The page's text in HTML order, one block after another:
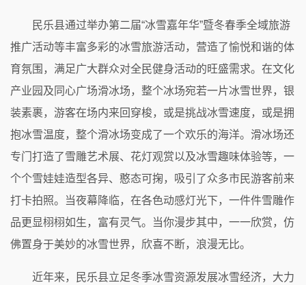
民乐县通过举办第二届“冰雪嘉年华”暨冬春季全域旅游
推广活动等丰富多彩的冰雪旅游活动，营造了愉悦和谐的体
育氛围，满足广大群众对全民健身活动的旺盛需求。在文化
产业园及同心广场滑冰场，整个冰场宛若一片冰雪世界，银
装素裹，游客在场内来回穿梭，或是挑战冰雪速度，或是拥
抱冰雪温度，整个滑冰场变成了一个欢乐的海洋。滑冰场还
专门打造了雪雕艺术展、花灯观赏以及冰雪趣味体验等，一
个个雪娃娃造型各异、憨态可掬，吸引了众多市民游客前来
打卡拍照。当夜幕降临，在各色动感灯光下，一件件雪雕作
品更显栩栩如生，富有灵气。当你漫步其中，一一欣赏，仿
佛置身于美妙的冰雪世界，欣喜不断，浪漫无比。
近年来，民乐县立足冬季冰雪资源发展冰雪经济，大力